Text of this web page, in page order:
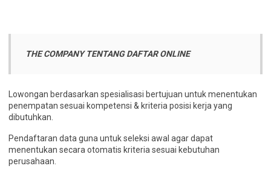
THE COMPANY TENTANG DAFTAR ONLINE
Lowongan berdasarkan spesialisasi bertujuan untuk menentukan
penempatan sesuai kompetensi & kriteria posisi kerja yang
dibutuhkan.
Pendaftaran data guna untuk seleksi awal agar dapat
menentukan secara otomatis kriteria sesuai kebutuhan
perusahaan.